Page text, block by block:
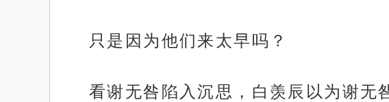
只是因为他们来太早吗？
看谢无咎陷入沉思，白羡辰以为谢无